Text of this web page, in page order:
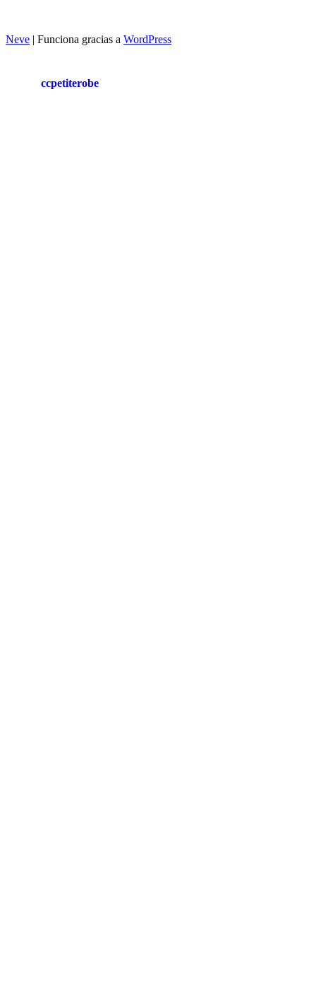
Neve | Funciona gracias a WordPress
ccpetiterobe